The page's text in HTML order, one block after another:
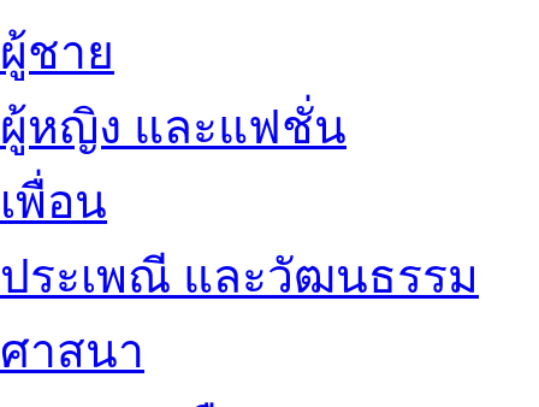
ผู้ชาย
ผู้หญิง และแฟชั่น
เพื่อน
ประเพณี และวัฒนธรรม
ศาสนา